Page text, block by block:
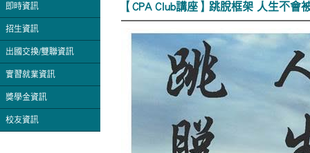
即時資訊
招生資訊
出國交換/雙聯資訊
實習就業資訊
獎學金資訊
校友資訊
【CPA Club講座】跳脫框架 人生不